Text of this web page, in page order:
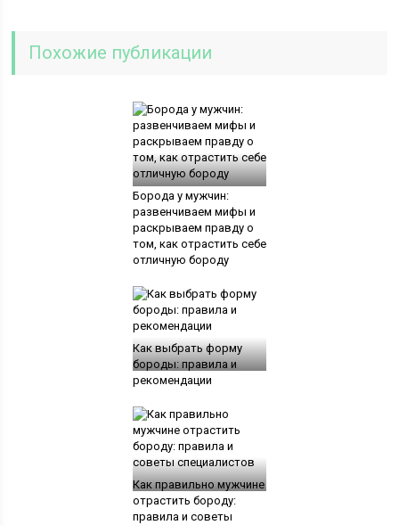
Похожие публикации
Борода у мужчин:
развенчиваем мифы и
раскрываем правду о
том, как отрастить себе
отличную бороду
Как выбрать форму
бороды: правила и
рекомендации
Как правильно мужчине
отрастить бороду:
правила и советы